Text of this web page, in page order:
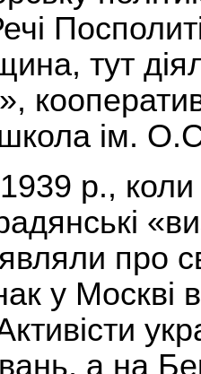
тут
ім.
р.,
про
у Москві
а на